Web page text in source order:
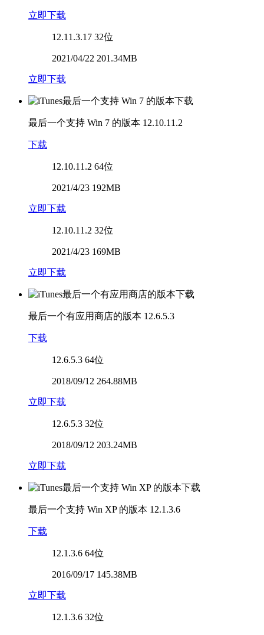
立即下载
12.11.3.17 32位
2021/04/22 201.34MB
立即下载
最后一个支持 Win 7 的版本 12.10.11.2
下载
12.10.11.2 64位
2021/4/23 192MB
立即下载
12.10.11.2 32位
2021/4/23 169MB
立即下载
最后一个有应用商店的版本 12.6.5.3
下载
12.6.5.3 64位
2018/09/12 264.88MB
立即下载
12.6.5.3 32位
2018/09/12 203.24MB
立即下载
最后一个支持 Win XP 的版本 12.1.3.6
下载
12.1.3.6 64位
2016/09/17 145.38MB
立即下载
12.1.3.6 32位